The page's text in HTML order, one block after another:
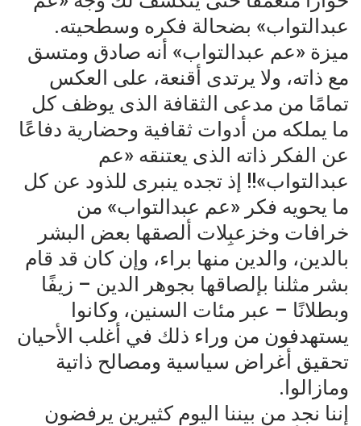
عبدالتواب» بضحالة فكره وسطحيته.
ميزة «عم عبدالتواب» أنه صادق ومتسق
مع ذاته، ولا يرتدى أقنعة، على العكس
تمامًا من مدعى الثقافة الذى يوظف كل
ما يملكه من أدوات ثقافية وحضارية دفاعًا
عن الفكر ذاته الذى يعتنقه «عم
عبدالتواب»!! إذ تجده ينبرى للذود عن كل
ما يحويه فكر «عم عبدالتواب» من
خرافات وخزعبِلات ألصقها بعض البشر
بالدين، والدين منها براء، وإن كان قد قام
بشر مثلنا بإلصاقها بجوهر الدين – زيفًا
وبطلانًا – عبر مئات السنين، وكانوا
يستهدفون من وراء ذلك في أغلب الأحيان
تحقيق أغراض سياسية ومصالح ذاتية
ومازالوا.
إننا نجد من بيننا اليوم كثيرين يرفضون